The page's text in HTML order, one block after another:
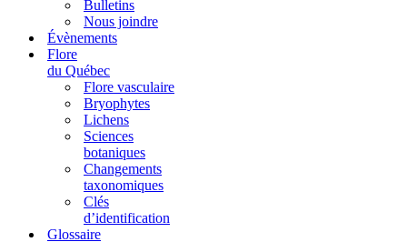
Bulletins
Nous joindre
Évènements
Flore
du Québec
Flore vasculaire
Bryophytes
Lichens
Sciences
botaniques
Changements
taxonomiques
Clés
d’identification
Glossaire